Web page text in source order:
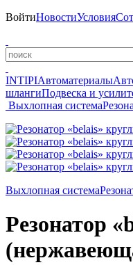
ВойтиНовостиУсловия
INTIPIАвтоматериалы
шлангиПодвеска и
Выхлопная система
Выхлопная система
Резонатор